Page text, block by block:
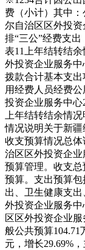
费（小计） 其中：
尔自治区区外投
排“三公”经费支出
表11
上年结转结
外投资企业服务中
拨款合计基本支出
用经费人员经费公
投资企业服务中心
上年结转结余情
情况说明关于新
收支预算情况总体
治区区外投资企
预算管理。收支总
预算。 支出预算
出、卫生健康支出
外投资企业服务中
区区外投资企业服
般公共预算104.71
元，增长29.69%